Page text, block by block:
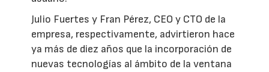
Julio Fuertes y Fran Pérez, CEO y CTO de la
empresa, respectivamente, advirtieron hace
ya más de diez años que la incorporación de
nuevas tecnologías al ámbito de la ventana